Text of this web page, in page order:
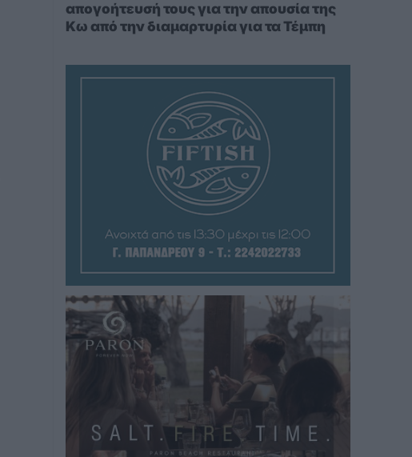
απογοήτευσή τους για την απουσία της
Κω από την διαμαρτυρία για τα Τέμπη